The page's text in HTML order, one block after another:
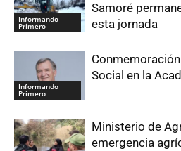
Informando
Primero
Samoré
esta jornada
Informando
Primero
Social en la
Ministerio de
emergencia